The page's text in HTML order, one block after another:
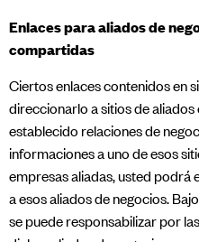
Enlaces para aliados de
compartidas
Ciertos enlaces contenidos en
direccionarlo a sitios de aliados
establecido relaciones de
informaciones a uno de esos
empresas aliadas, usted podrá
a esos aliados de negocios.
se puede responsabilizar por